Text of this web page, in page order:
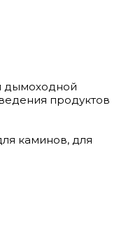
дымоходной
продуктов
каминов, для